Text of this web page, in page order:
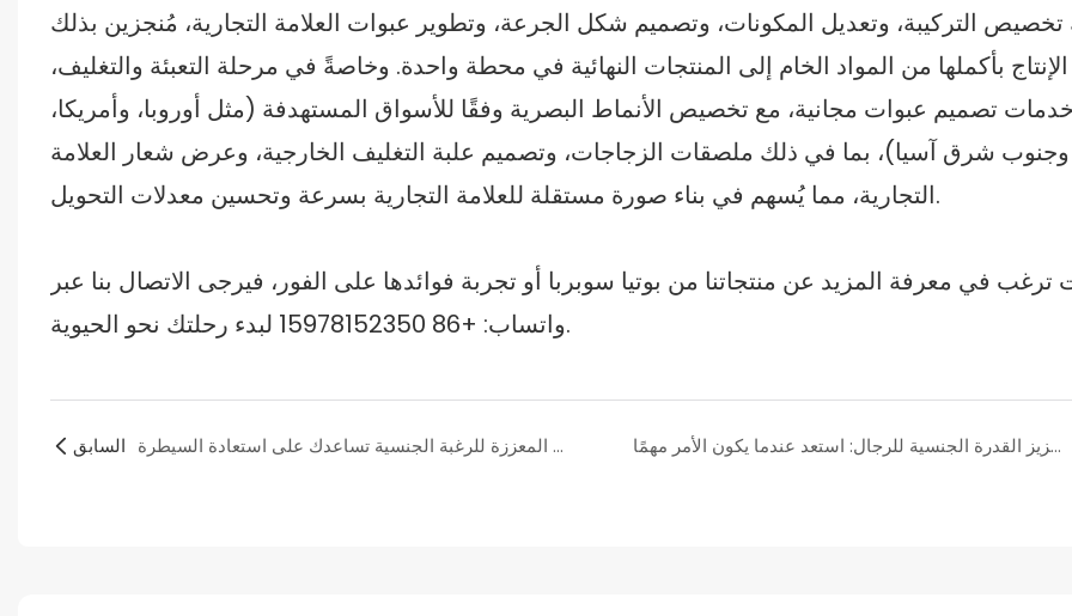
التركيبة، وتعديل المكونات، وتصميم شكل الجرعة، وتطوير عبوات العلامة التجارية، مُنجزين بذلك
بأكملها من المواد الخام إلى المنتجات النهائية في محطة واحدة. وخاصةً في مرحلة التعبئة والتغليف،
تصميم عبوات مجانية، مع تخصيص الأنماط البصرية وفقًا للأسواق المستهدفة (مثل أوروبا، وأمريكا،
وجنوب شرق آسيا)، بما في ذلك ملصقات الزجاجات، وتصميم علبة التغليف الخارجية، وعرض شعار العلامة
التجارية، مما يُسهم في بناء صورة مستقلة للعلامة التجارية بسرعة وتحسين معدلات التحويل.
ترغب في معرفة المزيد عن منتجاتنا من بوتيا سوبربا أو تجربة فوائدها على الفور، فيرجى الاتصال بنا عبر
واتساب: +86 15978152350 لبدء رحلتك نحو الحيوية.
السابق هل تعاني من انخفاض الرغبة الجنسية ليلاً؟ هذه الحلوى المعززة للرغبة الجنسية تساعدك على استعادة السيطرة. حلوى جيلاتينية بنكهة الكولا لتعزيز القدرة الجنسية للرجال: استعد عندما يكون الأمر مهمًا